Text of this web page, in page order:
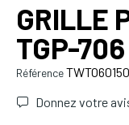
GRILLE
TGP-
RéférenceTWTO60150
Donnez votre